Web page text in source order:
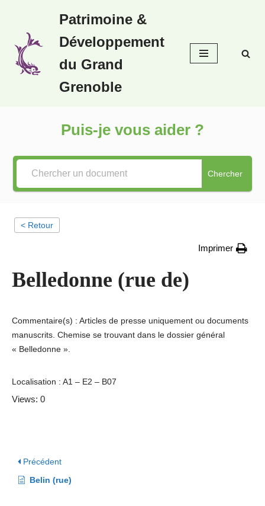
au
contenu
Patrimoine &
Développement
du Grand
Grenoble
Puis-je vous aider ?
Chercher
< Retour
Imprimer
Belledonne (rue de)
Commentaire(s) : Articles de presse uniquement ou documents
manuscrits. Chemise se trouvant dans le dossier général
« Belledonne ».
Localisation : A1 – E2 – B07
Views: 0
Précédent
Belin (rue)